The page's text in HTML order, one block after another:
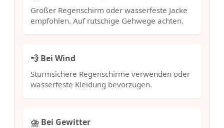
Großer Regenschirm oder wasserfeste Jacke
empfohlen. Auf rutschige Gehwege achten.
💨 Bei Wind
Sturmsichere Regenschirme verwenden oder
wasserfeste Kleidung bevorzugen.
⛈️ Bei Gewitter